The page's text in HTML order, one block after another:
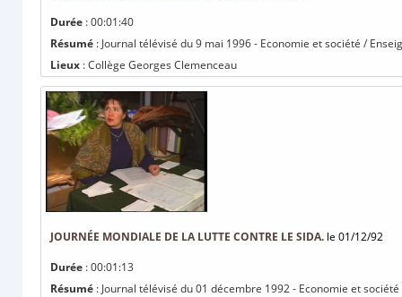
Durée : 00:01:40
Résumé : Journal télévisé du 9 mai 1996 - Economie et société /
Lieux : Collège Georges Clemenceau
JOURNÉE MONDIALE DE LA LUTTE CONTRE LE SIDA. le 01/12/92
Durée : 00:01:13
Résumé : Journal télévisé du 01 décembre 1992 - Economie et